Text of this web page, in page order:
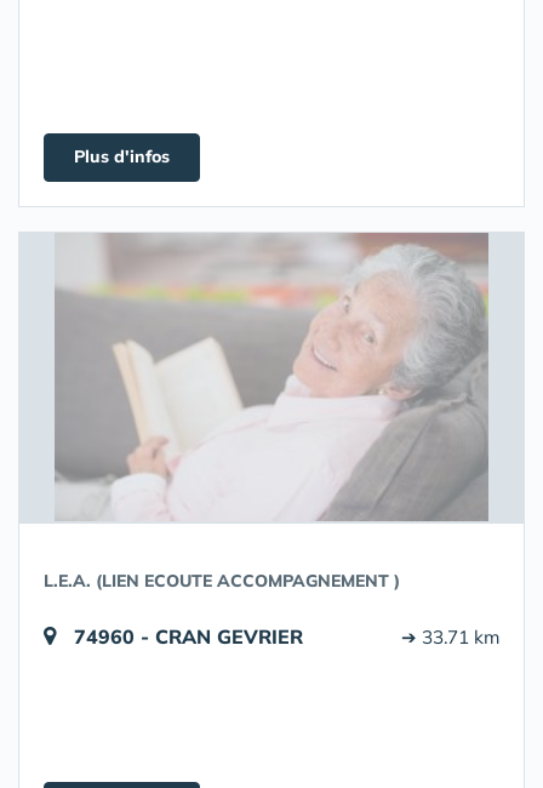
Plus d'infos
L.E.A. (LIEN ECOUTE ACCOMPAGNEMENT )
74960 - CRAN GEVRIER ➔ 33.71 km